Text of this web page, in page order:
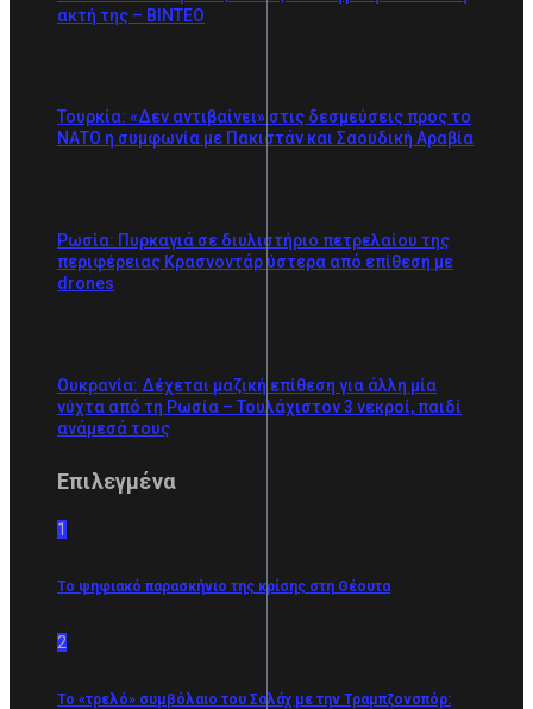
ακτή της – BINTEO
Τουρκία: «Δεν αντιβαίνει» στις δεσμεύσεις προς το
ΝΑΤΟ η συμφωνία με Πακιστάν και Σαουδική Αραβία
Ρωσία: Πυρκαγιά σε διυλιστήριο πετρελαίου της
περιφέρειας Κρασνοντάρ ύστερα από επίθεση με
drones
Ουκρανία: Δέχεται μαζική επίθεση για άλλη μία
νύχτα από τη Ρωσία – Τουλάχιστον 3 νεκροί, παιδί
ανάμεσά τους
Επιλεγμένα
1
Το ψηφιακό παρασκήνιο της κρίσης στη Θέουτα
2
Το «τρελό» συμβόλαιο του Σαλάχ με την Τραμπζονσπόρ: